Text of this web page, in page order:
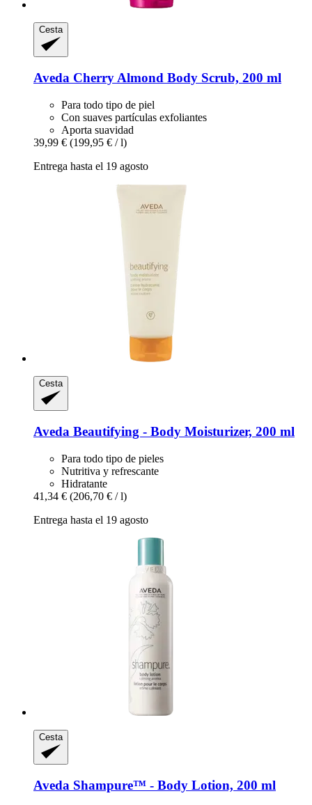
Cesta
Aveda Cherry Almond Body Scrub, 200 ml
Para todo tipo de piel
Con suaves partículas exfoliantes
Aporta suavidad
39,99 € (199,95 € / l)
Entrega hasta el 19 agosto
Cesta
Aveda Beautifying -​ Body Moisturizer, 200 ml
Para todo tipo de pieles
Nutritiva y refrescante
Hidratante
41,34 € (206,70 € / l)
Entrega hasta el 19 agosto
Cesta
Aveda Shampure™ -​ Body Lotion, 200 ml